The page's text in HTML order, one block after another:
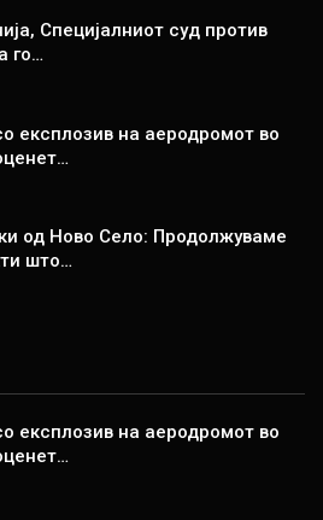
Специјалниот суд против
го…
експлозив на аеродромот во
од Ново Село: Продолжуваме
што…
експлозив на аеродромот во